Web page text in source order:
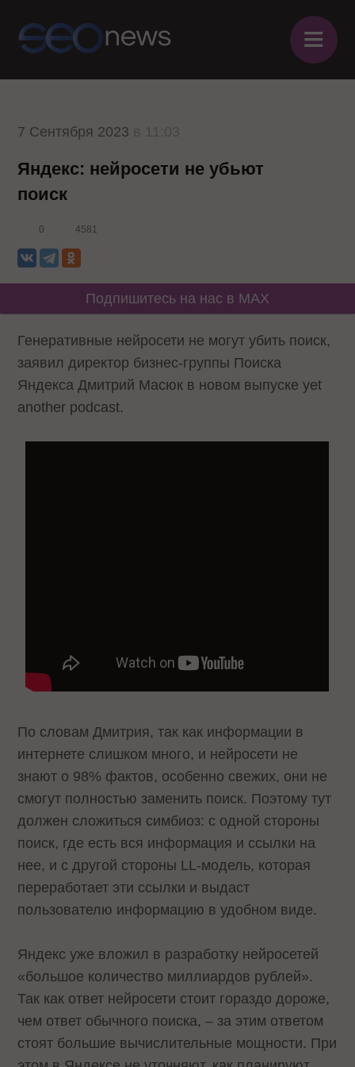
≡
7 Сентября 2023
Яндекс: нейросети не убьют
поиск
0 4581
Подпишитесь на нас в MAX
Генеративные нейросети не могут убить поиск,
заявил директор бизнес-группы Поиска
Яндекса Дмитрий Масюк в новом выпуске yet
another podcast.
По словам Дмитрия, так как информации в
интернете слишком много, и нейросети не
знают о 98% фактов, особенно свежих, они не
смогут полностью заменить поиск. Поэтому тут
должен сложиться симбиоз: с одной стороны
поиск, где есть вся информация и ссылки на
нее, и с другой стороны LL-модель, которая
переработает эти ссылки и выдаст
пользователю информацию в удобном виде.
Яндекс уже вложил в разработку нейросетей
«большое количество миллиардов рублей».
Так как ответ нейросети стоит гораздо дороже,
чем ответ обычного поиска, – за этим ответом
стоят большие вычислительные мощности. При